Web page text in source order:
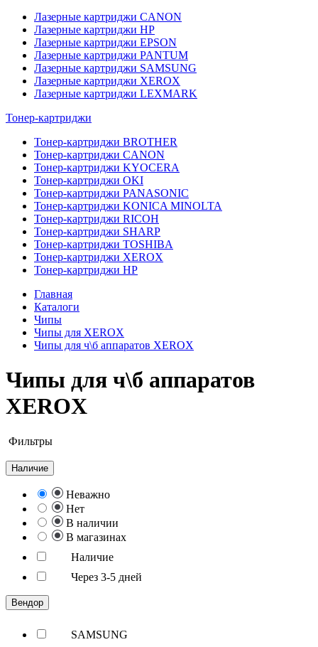
Лазерные картриджи CANON
Лазерные картриджи HP
Лазерные картриджи EPSON
Лазерные картриджи PANTUM
Лазерные картриджи SAMSUNG
Лазерные картриджи XEROX
Лазерные картриджи LEXMARK
Тонер-картриджи
Тонер-картриджи BROTHER
Тонер-картриджи CANON
Тонер-картриджи KYOCERA
Тонер-картриджи OKI
Тонер-картриджи PANASONIC
Тонер-картриджи KONICA MINOLTA
Тонер-картриджи RICOH
Тонер-картриджи SHARP
Тонер-картриджи TOSHIBA
Тонер-картриджи XEROX
Тонер-картриджи HP
Главная
Каталоги
Чипы
Чипы для XEROX
Чипы для ч\б аппаратов XEROX
Чипы для ч\б аппаратов
XEROX
Фильтры
Наличие
Неважно
Нет
В наличии
В магазинах
Наличие
Через 3-5 дней
Вендор
SAMSUNG